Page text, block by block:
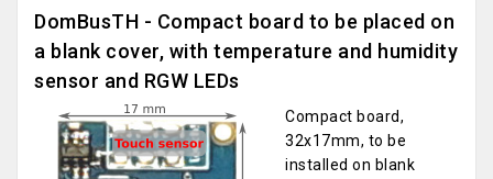
DomBusTH - Compact board to be placed on
a blank cover, with temperature and humidity
sensor and RGW LEDs
Compact board,
32x17mm, to be
installed on blank